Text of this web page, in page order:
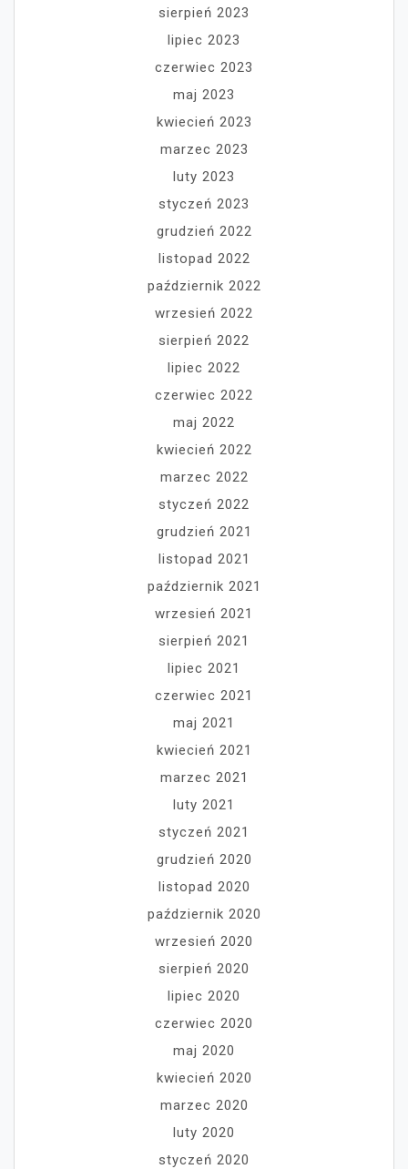
sierpień 2023
lipiec 2023
czerwiec 2023
maj 2023
kwiecień 2023
marzec 2023
luty 2023
styczeń 2023
grudzień 2022
listopad 2022
październik 2022
wrzesień 2022
sierpień 2022
lipiec 2022
czerwiec 2022
maj 2022
kwiecień 2022
marzec 2022
styczeń 2022
grudzień 2021
listopad 2021
październik 2021
wrzesień 2021
sierpień 2021
lipiec 2021
czerwiec 2021
maj 2021
kwiecień 2021
marzec 2021
luty 2021
styczeń 2021
grudzień 2020
listopad 2020
październik 2020
wrzesień 2020
sierpień 2020
lipiec 2020
czerwiec 2020
maj 2020
kwiecień 2020
marzec 2020
luty 2020
styczeń 2020